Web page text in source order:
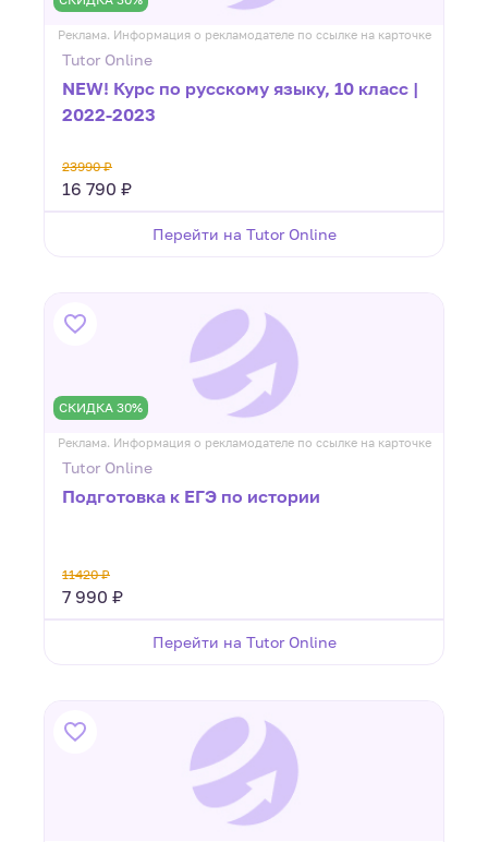
Реклама. Информация о рекламодателе по ссылке на карточке
Tutor Online
NEW! Курс по русскому языку, 10 класс |
2022-2023
23990 ₽
16 790 ₽
Перейти на Tutor Online
СКИДКА 30%
Реклама. Информация о рекламодателе по ссылке на карточке
Tutor Online
Подготовка к ЕГЭ по истории
11420 ₽
7 990 ₽
Перейти на Tutor Online